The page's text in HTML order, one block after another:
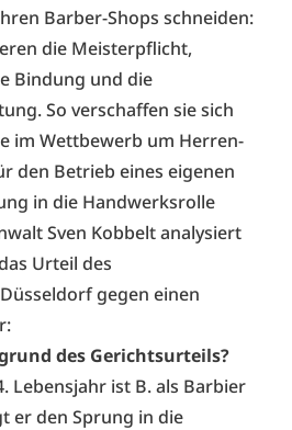
Barber-Shops schneiden:
die Meisterpflicht,
Bindung und die
So verschaffen sie sich
im Wettbewerb um Herren-
den Betrieb eines eigenen
in die Handwerksrolle
Sven Kobbelt analysiert
Urteil des
gegen einen
des Gerichtsurteils?
Lebensjahr ist B. als Barbier
er den Sprung in die